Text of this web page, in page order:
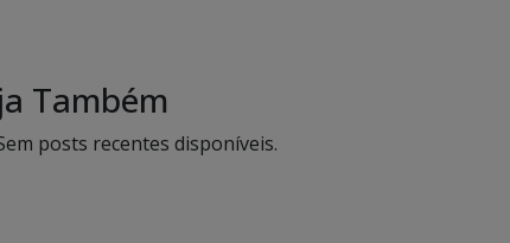
Também
posts recentes disponíveis.